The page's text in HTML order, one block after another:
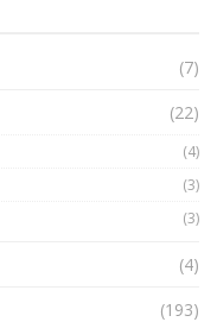
sự kiện ảnh hưởng
hoá | Phổ cập
(7)
(22)
(4)
(3)
(3)
(4)
(193)